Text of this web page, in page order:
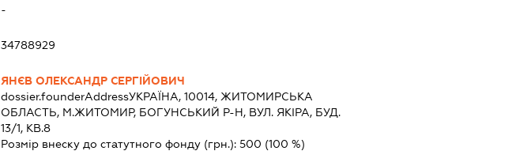
-
34788929
ЯНЄВ ОЛЕКСАНДР СЕРГІЙОВИЧ
dossier.founderAddressУКРАЇНА, 10014, ЖИТОМИРСЬКА
ОБЛАСТЬ, М.ЖИТОМИР, БОГУНСЬКИЙ Р-Н, ВУЛ. ЯКІРА, БУД.
13/1, КВ.8
Розмір внеску до статутного фонду (грн.):500 (100 %)